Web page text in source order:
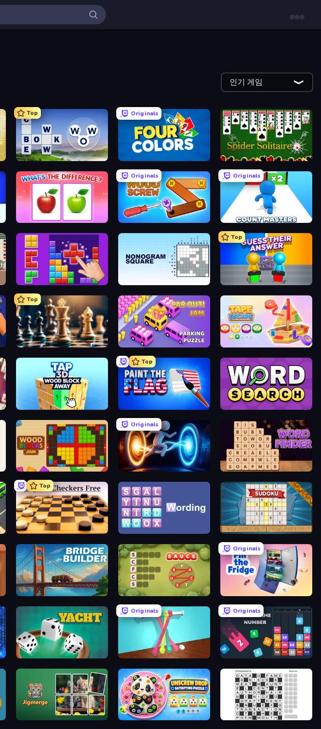
인기 게임
Top
Words of Wonders
Originals
Spider Solitaire
What's The Difference?
Originals
Wood Screw: Bolts Puzzle
Originals
BlockBuster Puzzle
Top
Guess Their Answer
Top
Chess Free Car OUT! Jam Parking Puzzle
Tap 3D Wood Block Away
Top
Wood Blocks Jam
Originals
Portal Escape Word Finder
Top
English Checkers Free Sudoku Online
Bridge Builder Crocword
Originals
Yacht
Originals
Tangle Master
Originals
Drop & Merge the Numbers
Unscrew Drop: Satisfying Puzzle Crossword